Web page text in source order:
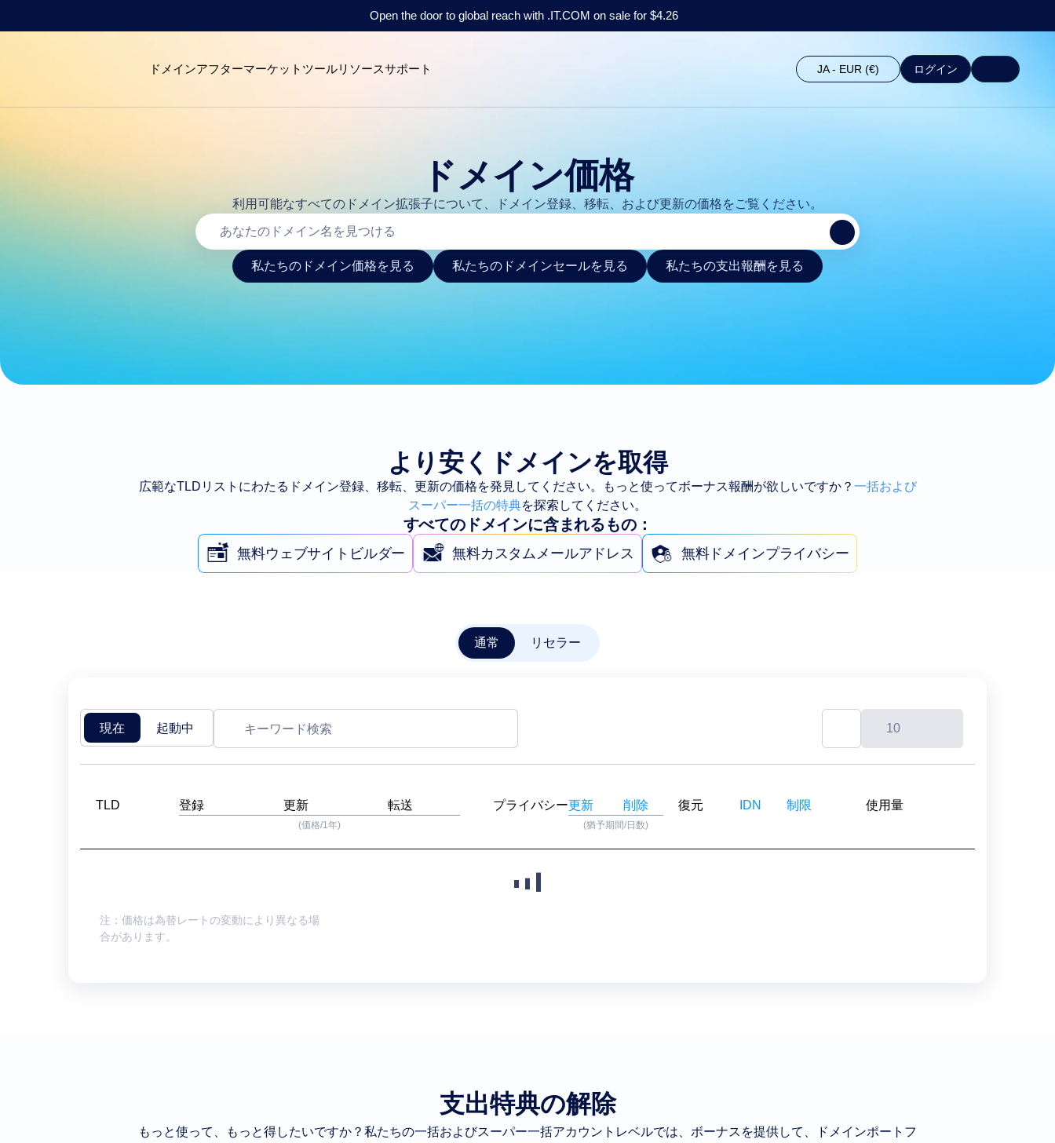
Open the door to global reach with .IT.COM on sale for $4.26
ドメインアフターマーケット ツールリソースサポート JA - EUR (€) ログイン
ドメイン価格
利用可能なすべてのドメイン拡張子について、ドメイン登録、移転、および更新の価格をご覧ください。
私たちのドメイン価格を見る 私たちのドメインセールを見る 私たちの支出報酬を見る
より安くドメインを取得
広範なTLDリストにわたるドメイン登録、移転、更新の価格を発見してください。もっと使ってボーナス報酬が欲しいですか？ 一括および
スーパー一括の特典を探索してください。
すべてのドメインに含まれるもの：
無料ウェブサイトビルダー 無料カスタムメールアドレス 無料ドメインプライバシー
通常 リセラー
現在 起動中 10
TLD 登録
(価格/1年)
更新 転送 プライバシー更新
(猶予期間/日数)
削除 復元 IDN 制限 使用量
注：価格は為替レートの変動により異なる場
合があります。
支出特典の解除
もっと使って、もっと得したいですか？私たちの一括およびスーパー一括アカウントレベルでは、ボーナスを提供して、ドメインポートフ